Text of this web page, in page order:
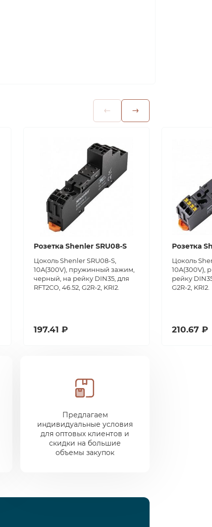
Розетка Shenler SRU08-S
Цоколь Shenler SRU08-S,
10A(300V), пружинный зажим,
черный, на рейку DIN35, для
RFT2CO, 46.52, G2R-2, KRI2.
197.41 ₽
Розетка
Цоколь
10A(300V),
рейку
G2R-2, KRI2.
210.67 ₽
Предлагаем
индивидуальные условия
для оптовых клиентов и
скидки на большие
объемы закупок